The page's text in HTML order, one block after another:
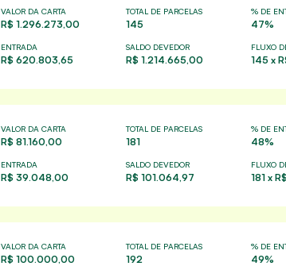
VALOR DA CARTA
R$ 1.296.273,00
ENTRADA
R$ 620.803,65
TOTAL DE PARCELAS
145
SALDO DEVEDOR
R$ 1.214.665,00
% DE
47%
FLUXO
145 x
VALOR DA CARTA
R$ 81.160,00
ENTRADA
R$ 39.048,00
TOTAL DE PARCELAS
181
SALDO DEVEDOR
R$ 101.064,97
% DE
48%
FLUXO
181 x
VALOR DA CARTA
R$ 100.000,00
TOTAL DE PARCELAS
192
% DE
49%